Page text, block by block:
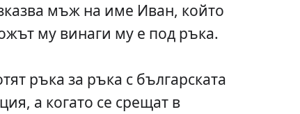
мъж на име Иван, който
му винаги му е под ръка.
ръка за ръка с българската
а когато се срещат в